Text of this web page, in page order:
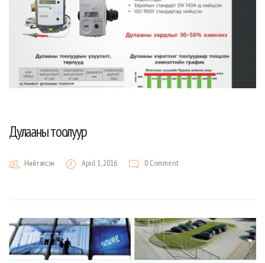
Дулааны тоолуур
Нийтэлсэн April 1, 2016 0 Comment